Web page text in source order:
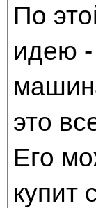
По
идею -
это
Его
купит